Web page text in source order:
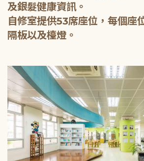
及銀髮健康資訊。
自修室提供53席座位，每個座